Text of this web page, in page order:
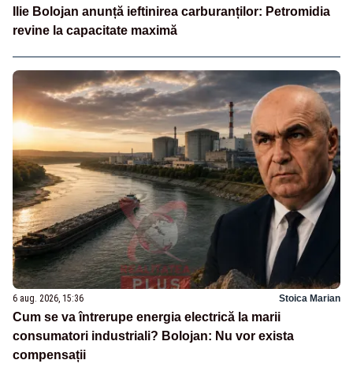
Ilie Bolojan anunță ieftinirea carburanților: Petromidia
revine la capacitate maximă
6 aug. 2026, 15:36 Stoica Marian
Cum se va întrerupe energia electrică la marii
consumatori industriali? Bolojan: Nu vor exista
compensații